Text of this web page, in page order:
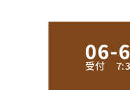
06-
受付